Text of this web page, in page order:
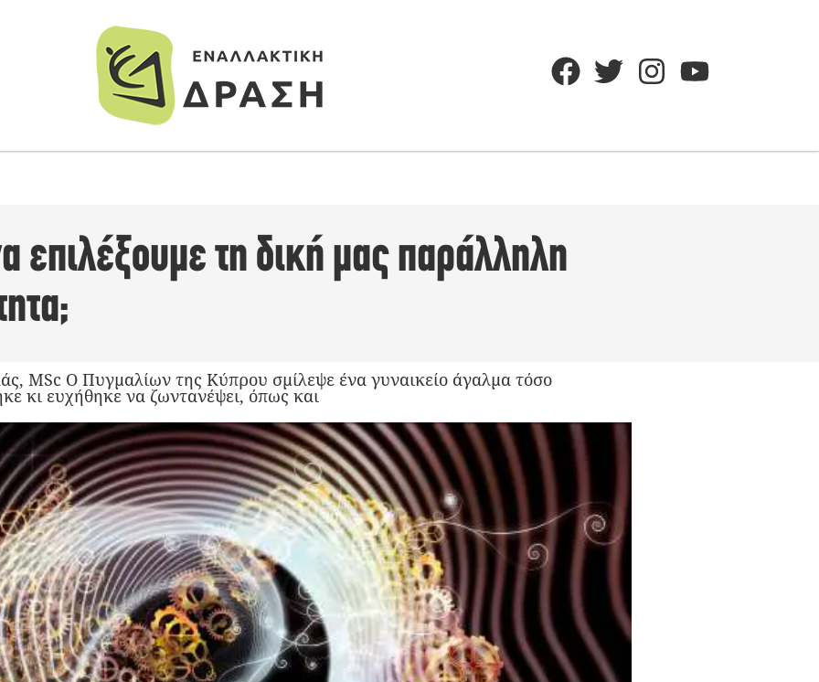
επιλέξουμε τη δική μας παράλληλη
MSc Ο Πυγμαλίων της Κύπρου σμίλεψε ένα γυναικείο άγαλμα τόσο
κι ευχήθηκε να ζωντανέψει, όπως και